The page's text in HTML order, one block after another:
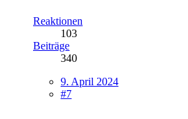
Reaktionen
103
Beiträge
340
9. April 2024
#7